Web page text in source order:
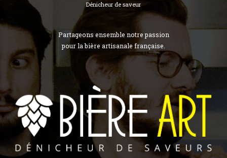
Dénicheur de saveur
Partageons ensemble notre passion
pour la bière artisanale française.